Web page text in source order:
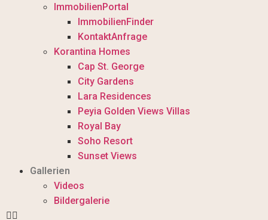
ImmobilienPortal
ImmobilienFinder
KontaktAnfrage
Korantina Homes
Cap St. George
City Gardens
Lara Residences
Peyia Golden Views Villas
Royal Bay
Soho Resort
Sunset Views
Gallerien
Videos
Bildergalerie